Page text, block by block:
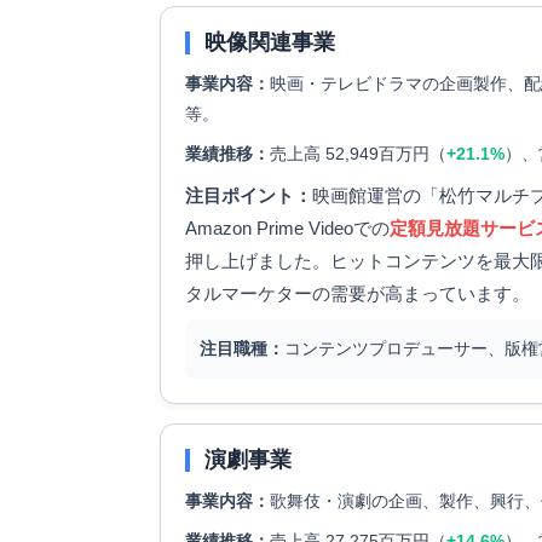
映像関連事業
事業内容： 映画・テレビドラマの企画製作、
等。
業績推移： 売上高 52,949百万円（+21.1%）
注目ポイント： 映画館運営の「松竹マルチ
Amazon Prime Videoでの定額見放題サービ
押し上げました。ヒットコンテンツを最大
タルマーケターの需要が高まっています。
注目職種： コンテンツプロデューサー、版
演劇事業
事業内容： 歌舞伎・演劇の企画、製作、興行